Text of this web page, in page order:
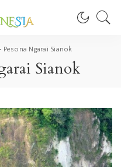
Pesona Ngarai Sianok
Sianok